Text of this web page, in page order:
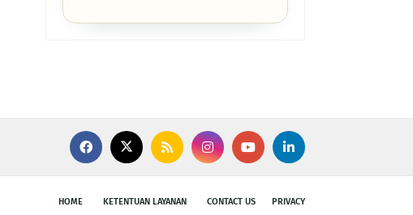
HOME KETENTUAN LAYANAN CONTACT US PRIVACY